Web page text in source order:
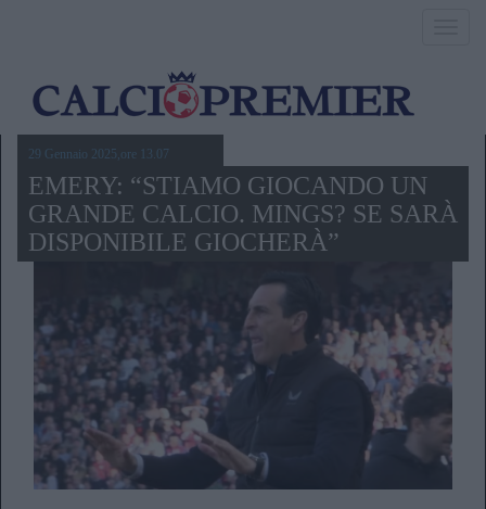
29 Gennaio 2025,ore 13.07
EMERY: “STIAMO GIOCANDO UN
GRANDE CALCIO. MINGS? SE SARÀ
DISPONIBILE GIOCHERÀ”